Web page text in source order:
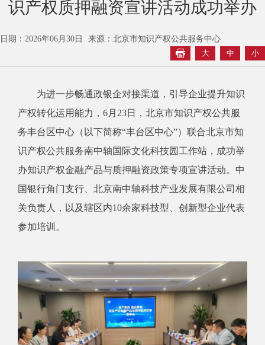
识产权质押融资宣讲活动成功举办
日期：2026年06月30日
来源：北京市知识产权公共服务中心
大
中 小
为进一步畅通政银企对接渠道，引导企业提升知识
产权转化运用能力，6月23日，北京市知识产权公共服
务丰台区中心（以下简称“丰台区中心”）联合北京市知
识产权公共服务南中轴国际文化科技园工作站，成功举
办知识产权金融产品与质押融资政策专项宣讲活动。中
国银行角门支行、北京南中轴科技产业发展有限公司相
关负责人，以及辖区内10余家科技型、创新型企业代表
参加培训。